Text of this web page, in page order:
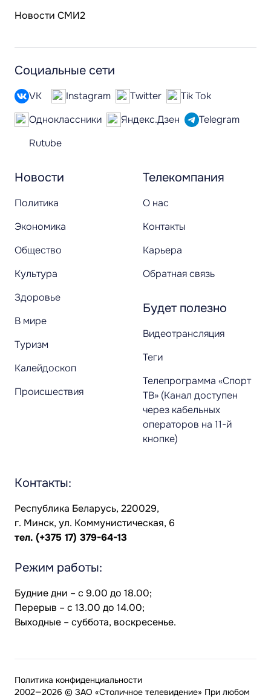
Новости СМИ2
Новости
Политика
Экономика
Общество
Культура
Здоровье
В мире
Туризм
Калейдоскоп
Происшествия
Телекомпания
О нас
Контакты
Карьера
Обратная связь
Будет полезно
Видеотрансляция
Теги
Телепрограмма «Спорт
ТВ» (Канал доступен
через кабельных
операторов на 11-й
кнопке)
Социальные сети
VK Instagram Twitter
Tik Tok
Одноклассники
Яндекс.Дзен
Telegram
Rutube
Контакты:
Республика Беларусь, 220029,
г. Минск, ул. Коммунистическая, 6
тел. (+375 17) 379-64-13
Режим работы:
Будние дни – с 9.00 до 18.00;
Перерыв – с 13.00 до 14.00;
Выходные – суббота, воскресенье.
2002—2026 © ЗАО «Столичное телевидение» При любом
Политика конфиденциальности